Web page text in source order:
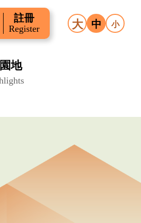
註冊
Register 大 中 小
地